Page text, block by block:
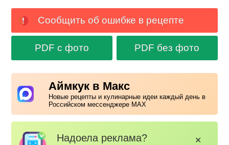
Сообщить об ошибке в рецепте
PDF с фото PDF без фото
Аймкук в Макс
Новые рецепты и кулинарные идеи каждый день в
Российском мессенджере MAX
Надоела реклама? ✕